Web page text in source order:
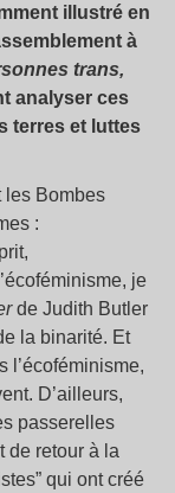
illustré en
à
trans,
analyser ces
terres et luttes
les Bombes
:
je
de Judith Butler
la binarité. Et
l’écoféminisme,
D’ailleurs,
passerelles
de retour à la
qui ont créé